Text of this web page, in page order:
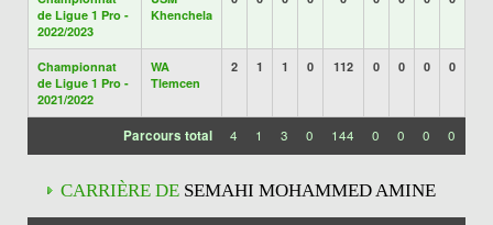
de Ligue 1 Pro -
2022/2023
Khenchela
Championnat
de Ligue 1 Pro -
2021/2022
WA
Tlemcen
2 1 1 0 112 0 0 0 0
Parcours total 4 1 3 0 144 0 0 0 0
CARRIÈRE DE SEMAHI MOHAMMED AMINE